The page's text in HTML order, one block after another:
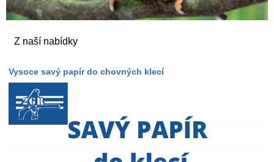
Z naší nabídky
Vysoce savý papír do chovných klecí